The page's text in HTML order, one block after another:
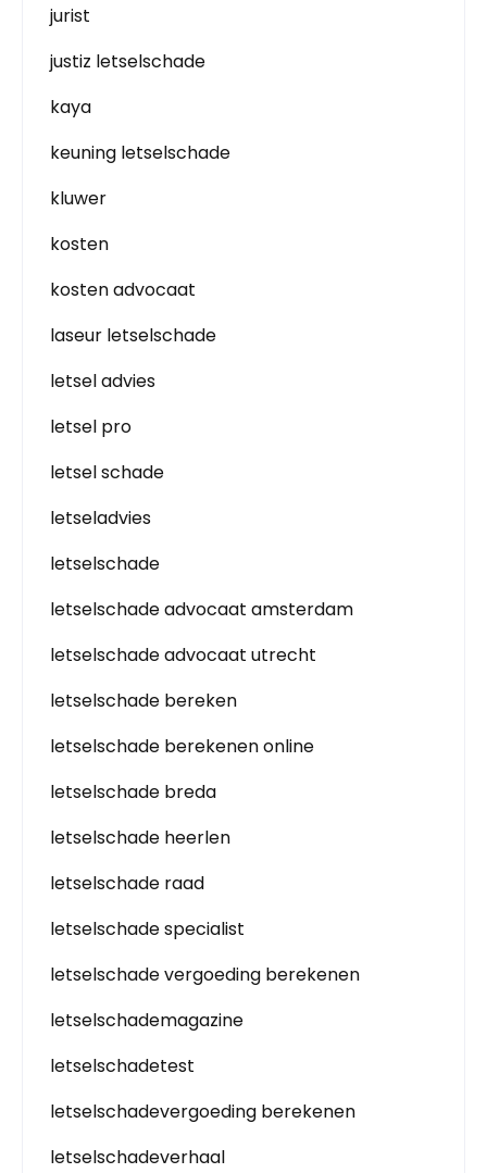
jurist
justiz letselschade
kaya
keuning letselschade
kluwer
kosten
kosten advocaat
laseur letselschade
letsel advies
letsel pro
letsel schade
letseladvies
letselschade
letselschade advocaat amsterdam
letselschade advocaat utrecht
letselschade bereken
letselschade berekenen online
letselschade breda
letselschade heerlen
letselschade raad
letselschade specialist
letselschade vergoeding berekenen
letselschademagazine
letselschadetest
letselschadevergoeding berekenen
letselschadeverhaal